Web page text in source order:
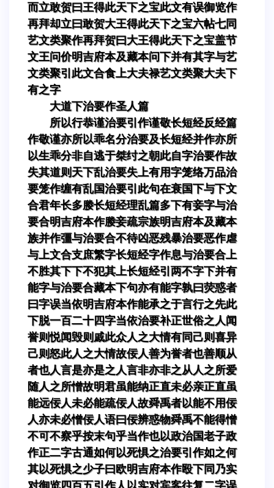
而立敢贺曰王得此天下之宝此文有误御览作
再拜却立曰敢贺大王得此天下之宝六帖七同
艺文类聚作再拜贺曰大王得此天下之宝盖节
文王问价明吉府本及藏本问下并有其字与艺
文类聚引此文合食上大夫禄艺文类聚大夫下
有之字
大道下治要作圣人篇
所以行恭谨治要引作谨敬长短经反经篇
作敬谨亦所以乖名分治要及长短经并作亦所
以生乖分非自逃于桀纣之朝此自字治要作故
失其道则天下乱治要失上有用字笼络万品治
要笼作缠有乱国治要引此句在衰国下与下文
合君年长多媵长短经理乱篇多下有妾字与治
要合明吉府本作媵妾疏宗族明吉府本及藏本
族并作彊与治要合不待凶恶残暴治要恶作虐
与上文合支庶繁字长短经字作息与治要合上
不胜其下下不犯其上长短经引两不字下并有
能字与治要合藏本下句亦有能字孰曰荧惑者
曰字误当依明吉府本作能承之于言行之先此
下脱一百二十四字当依治要补正世俗之人闻
誉则悦闻毁则戚此众人之大情有同己则喜异
己则怒此人之大情故佞人善为誉者也善顺从
者也人言是亦是之人言非亦非之从人之所爱
随人之所憎故明君虽能纳正直未必亲正直虽
能远佞人未必能疏佞人故舜禹者以能不用佞
人亦未必憎佞人语曰佞辨惑物舜禹不能得憎
不可不察乎按末句乎当作也以政治国老子政
作正二字古通如何以死惧之治要引作如之何
其以死惧之少子曰欧明吉府本作殴下同乃实
对御览四百五引作人以实对宾客往复二字误